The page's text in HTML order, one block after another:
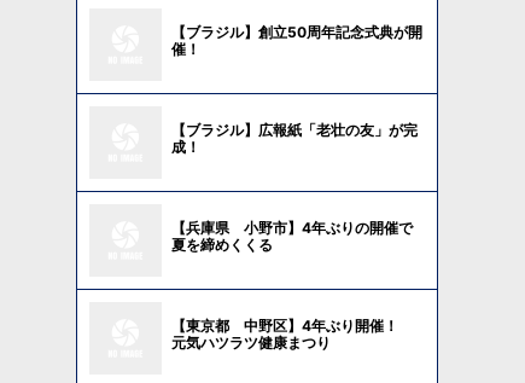
【ブラジル】創立50周年記念式典が開
催！
【ブラジル】広報紙「老壮の友」が完
成！
【兵庫県 小野市】4年ぶりの開催で
夏を締めくくる
【東京都 中野区】4年ぶり開催！
元気ハツラツ健康まつり